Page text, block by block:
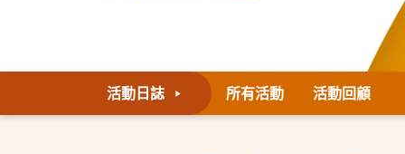
活動日誌 所有活動 活動回顧